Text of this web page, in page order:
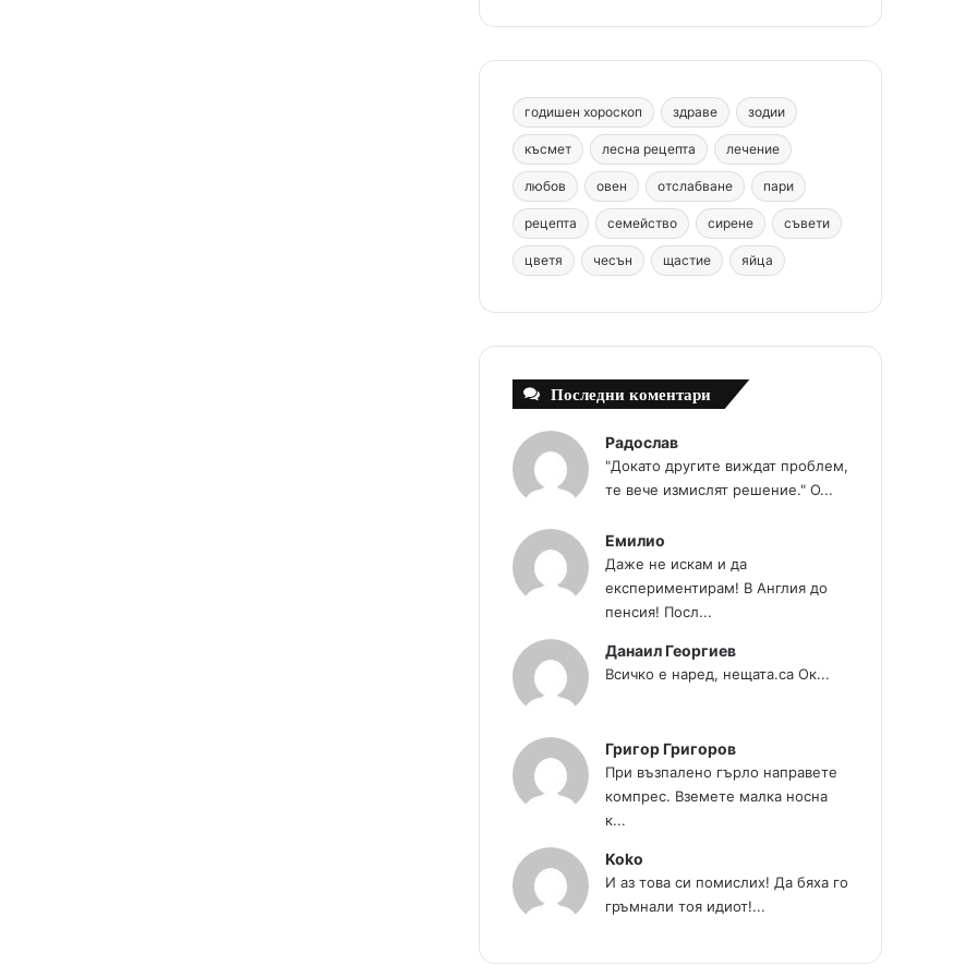
o
o
k
r
e
s
t
b
e
g
r
a
m
m
годишен хороскоп здраве зодии
късмет лесна рецепта лечение
любов овен отслабване пари
рецепта семейство сирене съвети
цветя чесън щастие яйца
Последни коментари
Радослав
"Докато другите виждат проблем,
те вече измислят решение." О...
Емилио
Даже не искам и да
експериментирам! В Англия до
пенсия! Посл...
Данаил Георгиев
Всичко е наред, нещата.са Ок...
Григор Григоров
При възпалено гърло направете
компрес. Вземете малка носна
к...
Koko
И аз това си помислих! Да бяха го
гръмнали тоя идиот!...